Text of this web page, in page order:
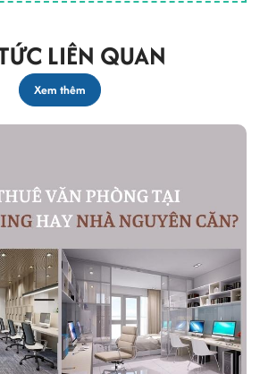
LIÊN QUAN
Xem thêm